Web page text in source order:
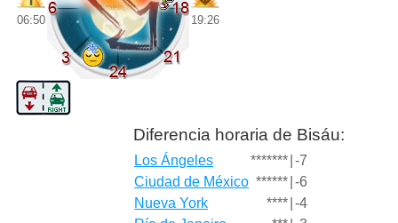
06:50 19:26
Diferencia horaria de Bisáu:
Los Ángeles ******* -7
Ciudad de México ****** -6
Nueva York
**** -4